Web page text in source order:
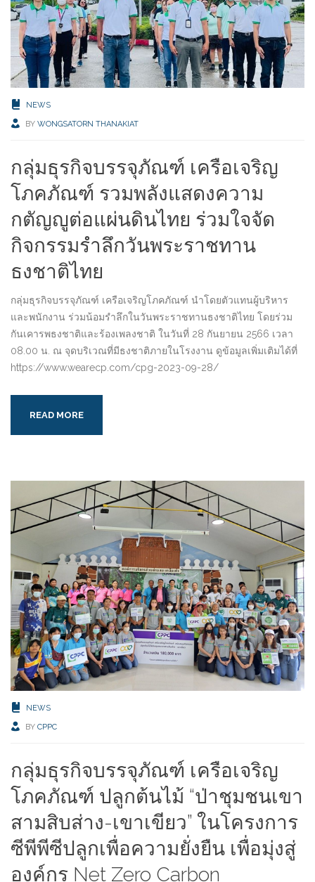
NEWS
BY WONGSATORN THANAKIAT
กลุ่มธุรกิจบรรจุภัณฑ์ เครือเจริญ
โภคภัณฑ์ รวมพลังแสดงความ
กตัญญูต่อแผ่นดินไทย ร่วมใจจัด
กิจกรรมรำลึกวันพระราชทาน
ธงชาติไทย
กลุ่มธุรกิจบรรจุภัณฑ์ เครือเจริญโภคภัณฑ์ นำโดยตัวแทนผู้บริหาร
และพนักงาน ร่วมน้อมรำลึกในวันพระราชทานธงชาติไทย โดยร่วม
กันเคารพธงชาติและร้องเพลงชาติ ในวันที่ 28 กันยายน 2566 เวลา
08.00 น. ณ จุดบริเวณที่มีธงชาติภายในโรงงาน ดูข้อมูลเพิ่มเติมได้ที่
https://www.wearecp.com/cpg-2023-09-28/
READ MORE
NEWS
BY CPPC
กลุ่มธุรกิจบรรจุภัณฑ์ เครือเจริญ
โภคภัณฑ์ ปลูกต้นไม้ “ป่าชุมชนเขา
สามสิบส่าง-เขาเขียว” ในโครงการ
ซีพีพีซีปลูกเพื่อความยั่งยืน เพื่อมุ่งสู่
องค์กร Net Zero Carbon